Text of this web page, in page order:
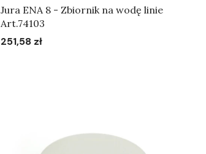
Jura ENA 8 - Zbiornik na wodę linie
Art.74103
Cena
251,58 zł